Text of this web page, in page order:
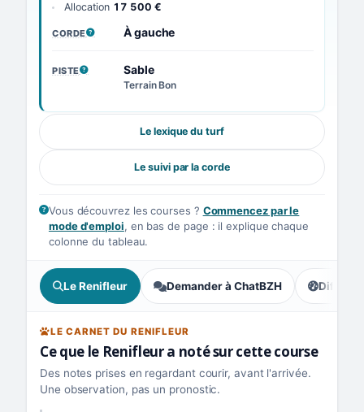
Allocation 17 500 €
CORDE
, VOIR LA DÉFINITION
À gauche
PISTE
, VOIR LA DÉFINITION
Sable
Terrain Bon
Le lexique du turf
Le suivi par la corde
Vous découvrez les courses ? Commencez par le
mode d'emploi, en bas de page : il explique chaque
colonne du tableau.
Le Renifleur Demander à ChatBZH ,
LE CARNET DU RENIFLEUR
Ce que le Renifleur a noté sur cette course
Des notes prises en regardant courir, avant l'arrivée.
Une observation, pas un pronostic.